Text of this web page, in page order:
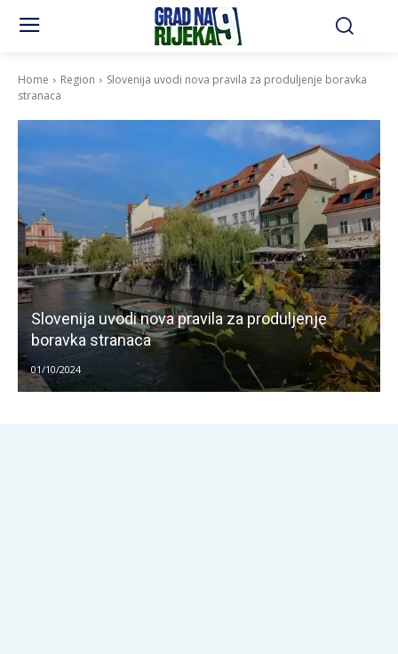
Home Region
Slovenija uvodi nova pravila za produljenje boravka
stranaca
Slovenija uvodi nova pravila za produljenje
boravka stranaca
01/10/2024